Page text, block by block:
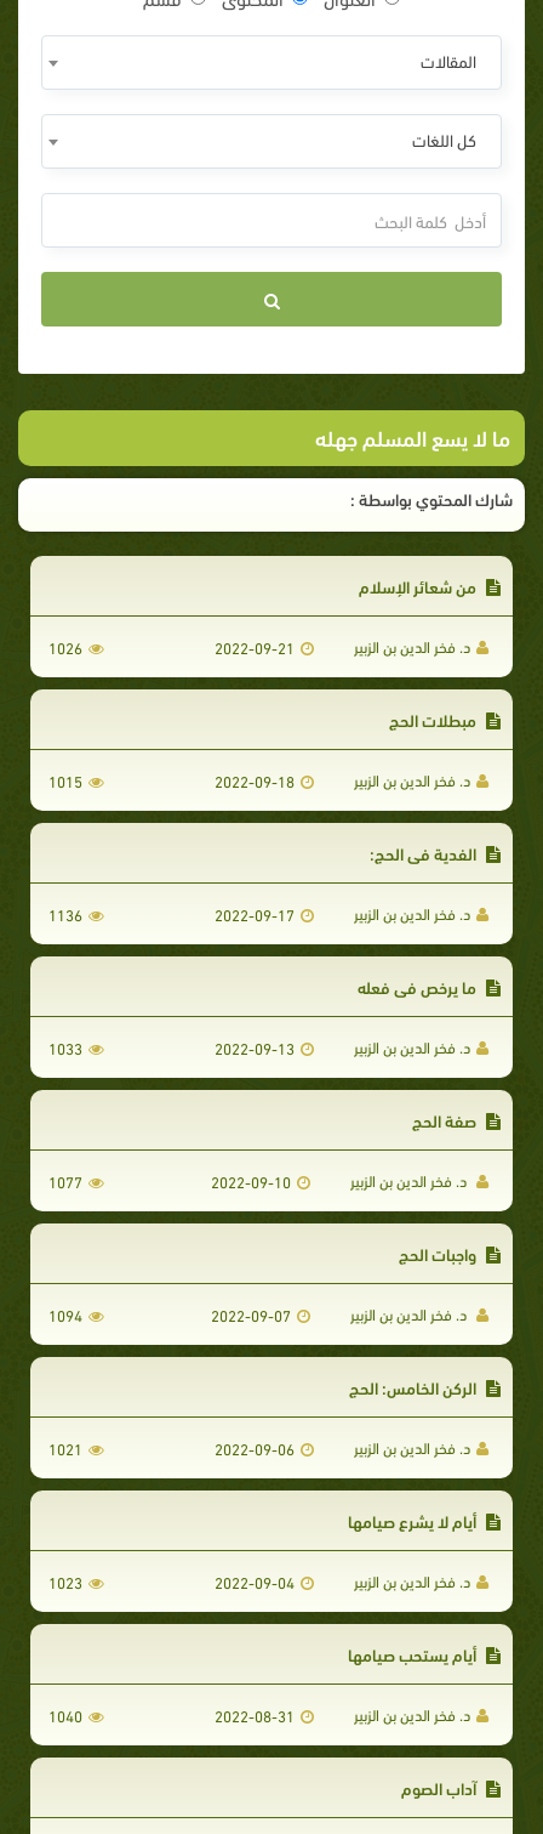
المقالات
كل اللغات
ما لا يسع المسلم جهله
شارك المحتوي بواسطة :
من شعائر الإسلام
د. فخر الدين بن الزبير 2022-09-21
1026
مبطلات الحج
د. فخر الدين بن الزبير 2022-09-18
1015
الفدية في الحج:
د. فخر الدين بن الزبير 2022-09-17
1136
ما يرخص في فعله
د. فخر الدين بن الزبير 2022-09-13
1033
صفة الحج
د. فخر الدين بن الزبير 2022-09-10
1077
واجبات الحج
د. فخر الدين بن الزبير 2022-09-07
1094
الركن الخامس: الحج
د. فخر الدين بن الزبير 2022-09-06
1021
أيام لا يشرع صيامها
د. فخر الدين بن الزبير 2022-09-04
1023
أيام يستحب صيامها
د. فخر الدين بن الزبير 2022-08-31
1040
آداب الصوم